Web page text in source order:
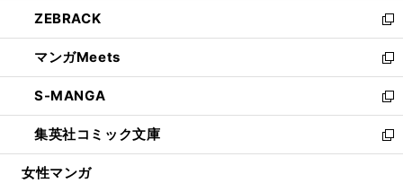
く
で
開
く
ド
ウ
で
開
く
ィ
ン
ド
ウ
で
開
く
い
ウ
ィ
ン
ド
ウ
で
開
ZEBRACK
新
し
い
ウ
ィ
ン
ド
ウ
マンガMeets
新
し
い
ウ
ィ
ン
S-MANGA
新
し
い
ウ
集英社コミック文庫
新
し
女性マンガ